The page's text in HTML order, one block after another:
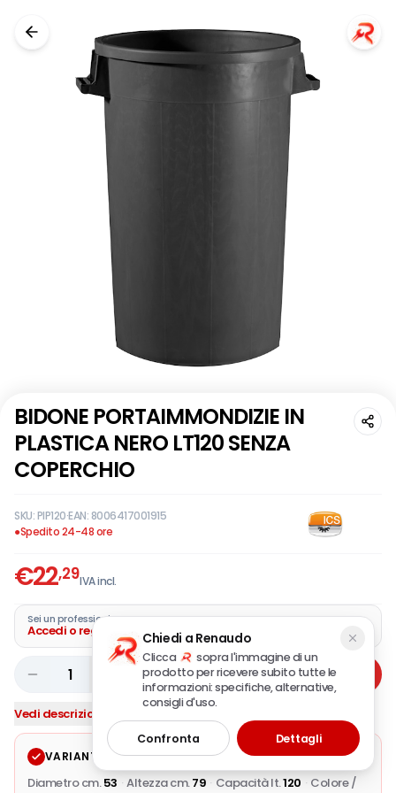
BIDONE PORTAIMMONDIZIE IN
PLASTICA NERO LT120 SENZA
COPERCHIO
SKU:PIP120·EAN: 8006417001915
●Spedito 24-48 ore
€22,29IVA incl.
Sei un professionista?
Accedi o registra la tua azienda
1 Aggiungi
Vedi descrizione completa
VARIANTE SELEZIONATA Modifica
Diametro cm. 53 · Altezza cm.79 · Capacità lt.120 · Colore /
Chiedi a Renaudo
Clicca
sopra l'immagine di un
prodotto per ricevere subito tutte le
informazioni: specifiche, alternative,
consigli d'uso.
Confronta Dettagli